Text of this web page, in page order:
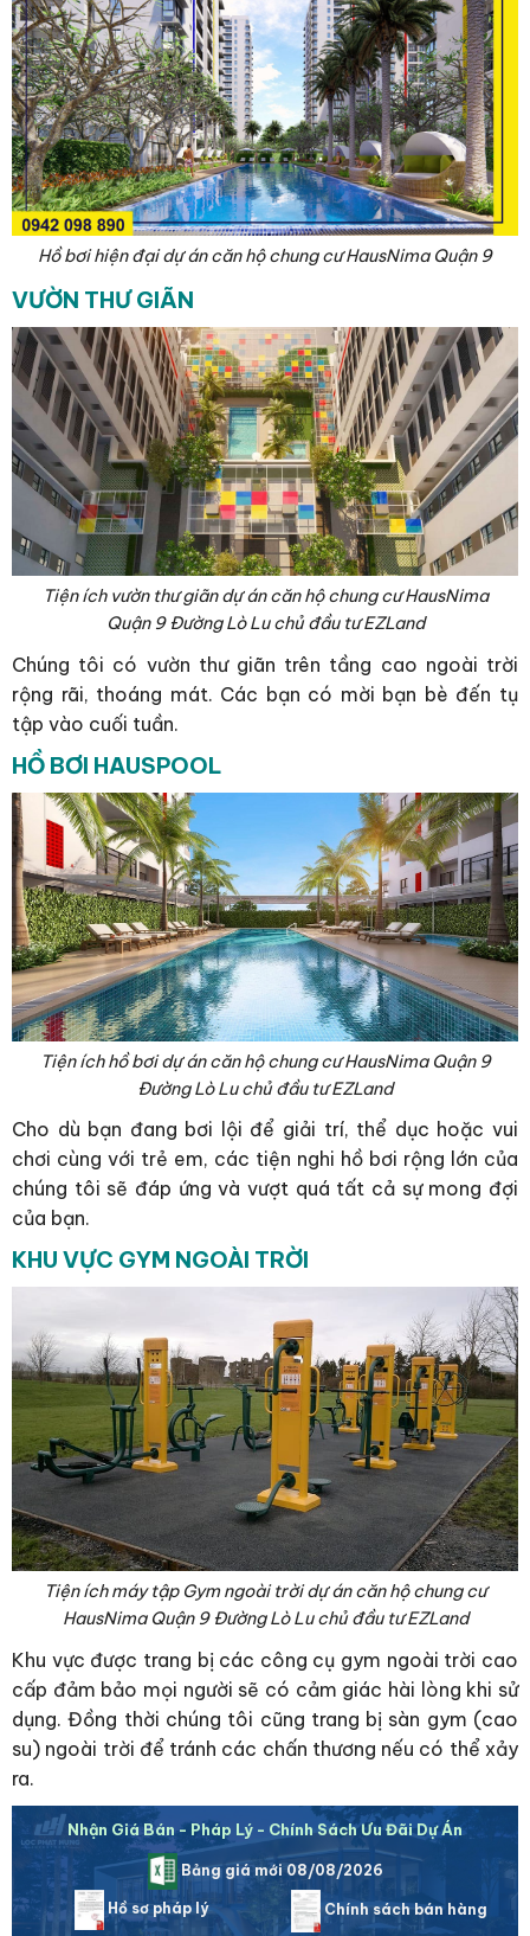
Hồ bơi hiện đại dự án căn hộ chung cư HausNima Quận 9
VƯỜN THƯ GIÃN
Tiện ích vườn thư giãn dự án căn hộ chung cư HausNima
Quận 9 Đường Lò Lu chủ đầu tư EZLand
Chúng tôi có vườn thư giãn trên tầng cao ngoài trời
rộng rãi, thoáng mát. Các bạn có mời bạn bè đến tụ
tập vào cuối tuần.
HỒ BƠI HAUSPOOL
Tiện ích hồ bơi dự án căn hộ chung cư HausNima Quận 9
Đường Lò Lu chủ đầu tư EZLand
Cho dù bạn đang bơi lội để giải trí, thể dục hoặc vui
chơi cùng với trẻ em, các tiện nghi hồ bơi rộng lớn của
chúng tôi sẽ đáp ứng và vượt quá tất cả sự mong đợi
của bạn.
KHU VỰC GYM NGOÀI TRỜI
Tiện ích máy tập Gym ngoài trời dự án căn hộ chung cư
HausNima Quận 9 Đường Lò Lu chủ đầu tư EZLand
Khu vực được trang bị các công cụ gym ngoài trời cao
cấp đảm bảo mọi người sẽ có cảm giác hài lòng khi sử
dụng. Đồng thời chúng tôi cũng trang bị sàn gym (cao
su) ngoài trời để tránh các chấn thương nếu có thể xảy
ra.
Nhận Giá Bán - Pháp Lý - Chính Sách Ưu Đãi Dự Án
Bảng giá mới 08/08/2026
Hồ sơ pháp lý Chính sách bán hàng